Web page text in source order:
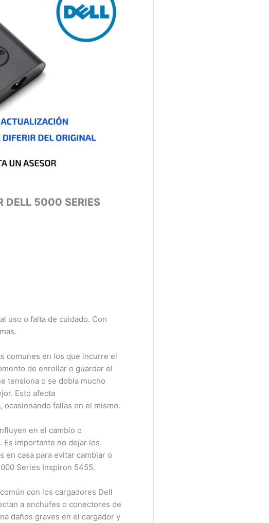
DELL 5000 SERIES
uso o falta de cuidado. Con
en los que incurre el
de enrollar o guardar el
tensiona o se dobla mucho
Esto afecta
fallas en el mismo.
en el cambio o
importante no dejar los
casa para evitar cambiar o
Series Inspiron 5455.
con los cargadores Dell
a enchufes o conectores de
daños graves en el cargador y